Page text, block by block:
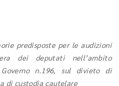
predisposte per le audizioni
dei deputati nell’ambito
n.196, sul divieto di
di custodia cautelare